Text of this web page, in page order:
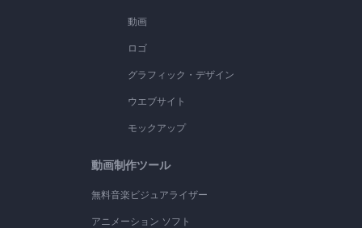
動画
ロゴ
グラフィック・デザイン
ウエブサイト
モックアップ
動画制作ツール
無料音楽ビジュアライザー
アニメーション ソフト